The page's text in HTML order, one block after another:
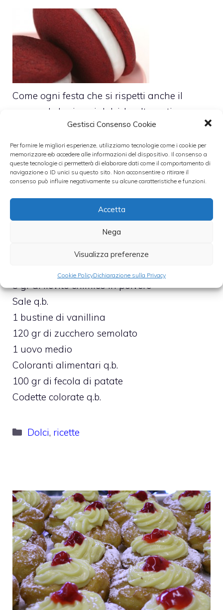
Gestisci Consenso Cookie
Per fornire le migliori esperienze, utilizziamo tecnologie come i cookie per
memorizzare e/o accedere alle informazioni del dispositivo. Il consenso a
queste tecnologie ci permetterà di elaborare dati come il comportamento di
navigazione o ID unici su questo sito. Non acconsentire o ritirare il
consenso può influire negativamente su alcune caratteristiche e funzioni.
Accetta
Nega
Visualizza preferenze
Cookie PolicyDichiarazione sulla Privacy
Come ogni festa che si rispetti anche il
carnevale ha i suoi dolci. In alternativa a
quelli classici come ilsanguinaccio con le
chiacchierepossiamo preparare una
versione alternativa dei whoopie, iWhoopie
arcobaleno.
(x 32 whoopie)
180 gr di burro
8 gr di lievito chimico in polvere
Sale q.b.
1 bustine di vanillina
120 gr di zucchero semolato
1 uovo medio
Coloranti alimentari q.b.
100 gr di fecola di patate
Codette colorate q.b.
Categorie
Dolci, ricette